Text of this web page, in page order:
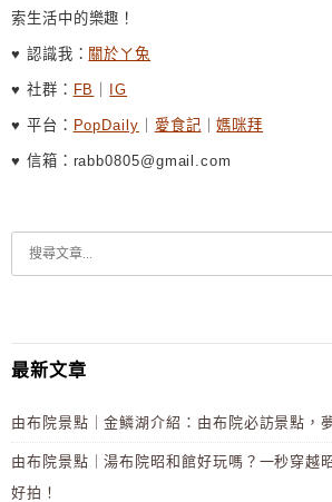
索生活中的樂趣！
♥ 認識我： 關於ㄚ兔
♥ 社群： FB IG
♥ 平台： PopDaily 愛食記 ｜媽咪拜
♥ 信箱：rabb0805@gmail.com
最新文章
由布院景點｜金鱗湖介紹：由布院必訪景點，
由布院景點｜湯布院昭和館好玩嗎？一秒穿越
好拍！